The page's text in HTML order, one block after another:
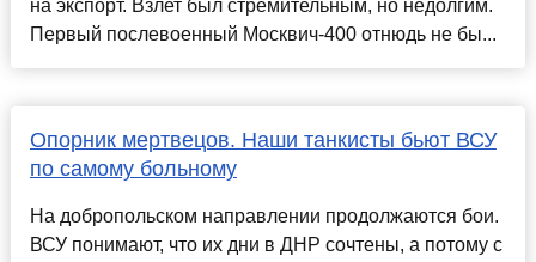
на экспорт. Взлет был стремительным, но недолгим.
Первый послевоенный Москвич-400 отнюдь не бы...
Опорник мертвецов. Наши танкисты бьют ВСУ
по самому больному
На добропольском направлении продолжаются бои.
ВСУ понимают, что их дни в ДНР сочтены, а потому с